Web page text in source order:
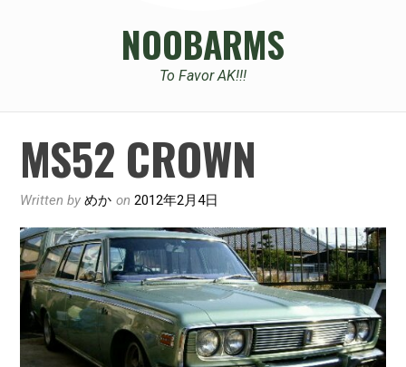
NOOBARMS
To Favor AK!!!
MS52 CROWN
Written byめか on2012年2月4日